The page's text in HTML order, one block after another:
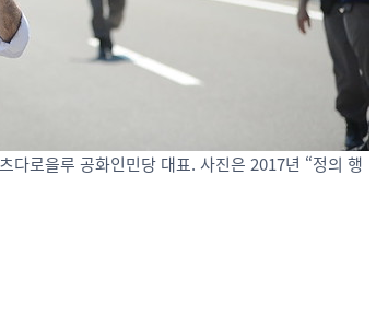
다로을루 공화인민당 대표. 사진은 2017년 “정의 행